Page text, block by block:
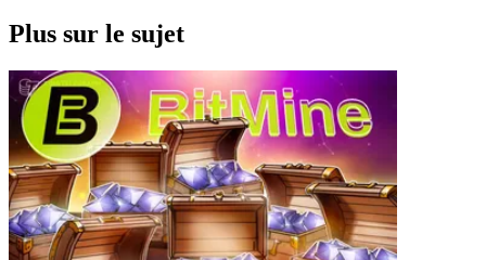
Plus sur le sujet